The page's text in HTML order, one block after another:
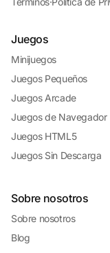
Juegos
Minijuegos
Juegos Pequeños
Juegos Arcade
Juegos de Navegador
Juegos HTML5
Juegos Sin Descarga
Sobre nosotros
Sobre nosotros
Blog